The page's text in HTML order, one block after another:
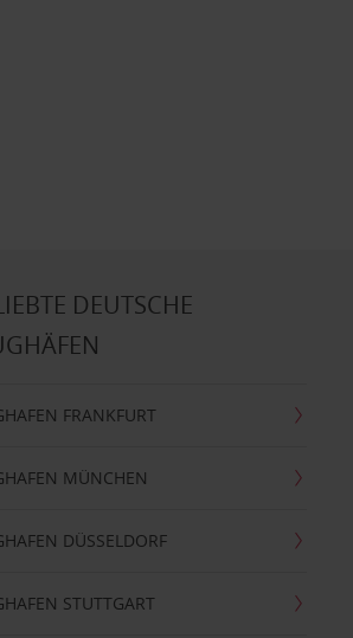
DEUTSCHE
FRANKFURT
MÜNCHEN
DÜSSELDORF
STUTTGART